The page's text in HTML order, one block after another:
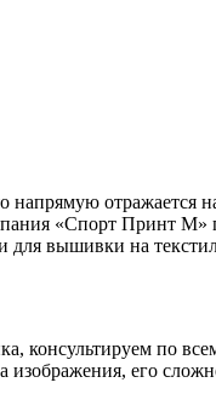
отражается
«Спорт Принт М»
для вышивки на
консультируем по
его